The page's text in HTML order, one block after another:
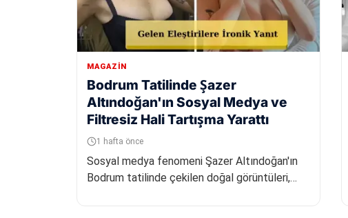
MAGAZIN
Bodrum Tatilinde Şazer
Altındoğan'ın Sosyal Medya ve
Filtresiz Hali Tartışma Yarattı
1 hafta önce
Sosyal medya fenomeni Şazer Altındoğan'ın
Bodrum tatilinde çekilen doğal görüntüleri,